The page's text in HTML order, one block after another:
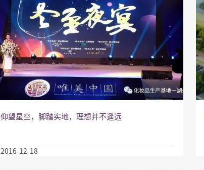
仰望星空，脚踏实地，理想并不遥远
2016-12-18